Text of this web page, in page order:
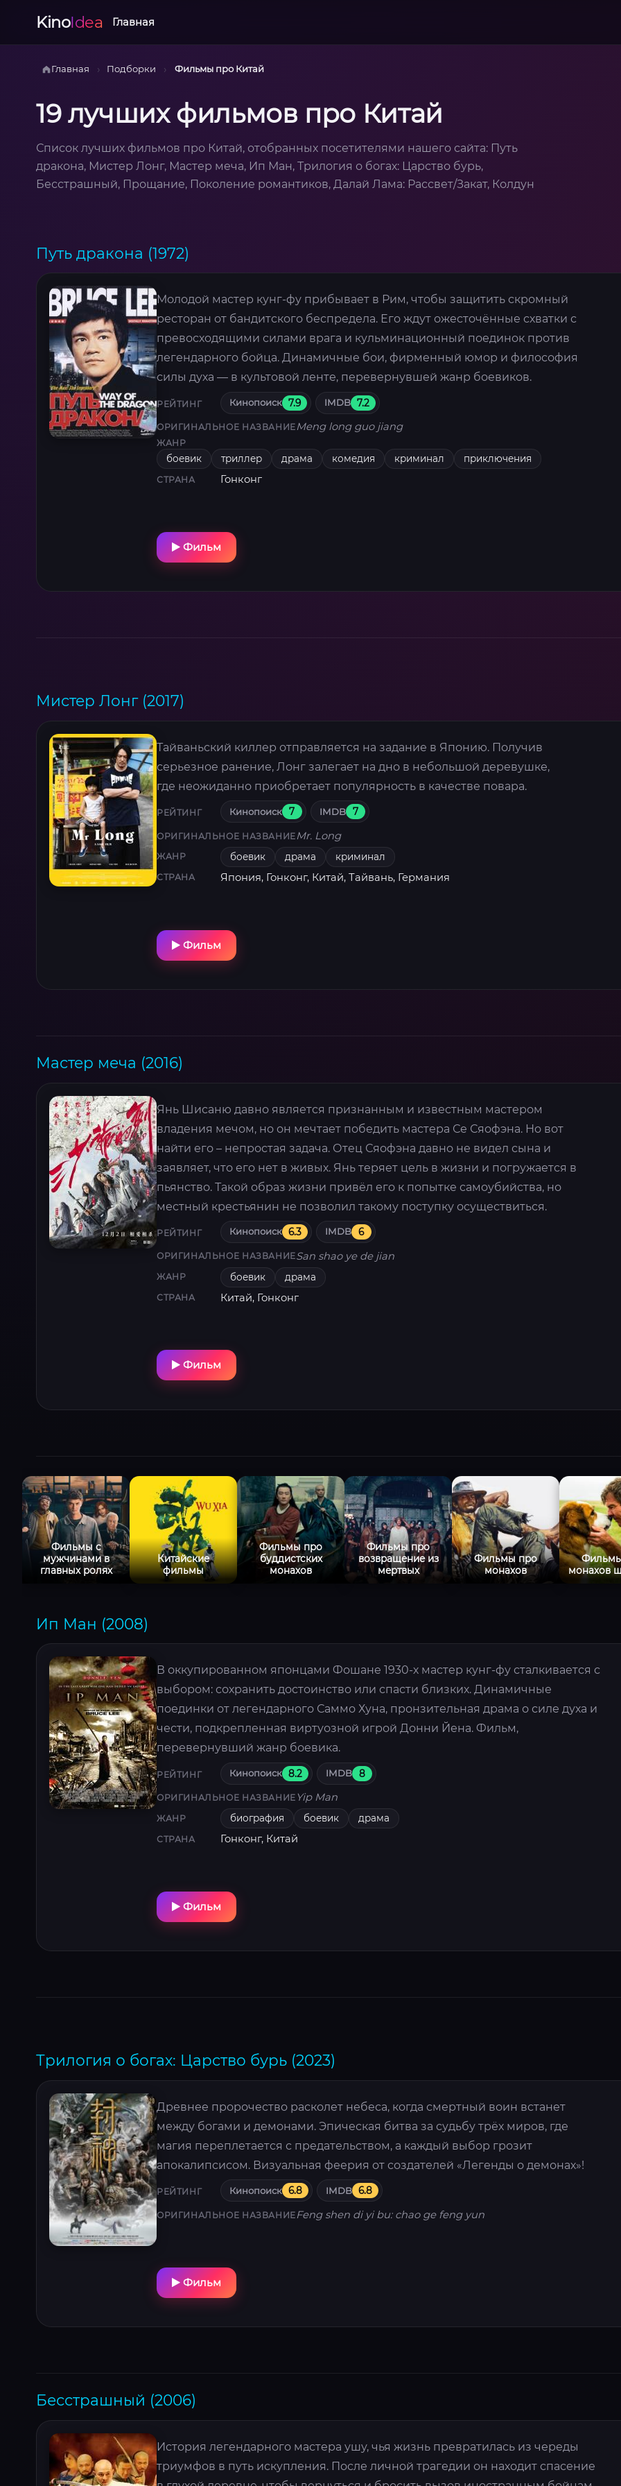
KinoIdea Главная
Главная › Подборки › Фильмы про Китай
19 лучших фильмов про Китай
Список лучших фильмов про Китай, отобранных посетителями нашего сайта: Путь
дракона, Мистер Лонг, Мастер меча, Ип Ман, Трилогия о богах: Царство бурь,
Бесстрашный, Прощание, Поколение романтиков, Далай Лама: Рассвет/Закат, Колдун
Путь дракона (1972)
Молодой мастер кунг-фу прибывает в Рим, чтобы защитить скромный
ресторан от бандитского беспредела. Его ждут ожесточённые схватки с
превосходящими силами врага и кульминационный поединок против
легендарного бойца. Динамичные бои, фирменный юмор и философия
силы духа — в культовой ленте, перевернувшей жанр боевиков.
РЕЙТИНГ Кинопоиск 7.9 IMDB 7.2
ОРИГИНАЛЬНОЕ НАЗВАНИЕMeng long guo jiang
ЖАНР
боевик триллер драма комедия криминал приключения
СТРАНА Гонконг
Фильм
Мистер Лонг (2017)
Тайваньский киллер отправляется на задание в Японию. Получив
серьезное ранение, Лонг залегает на дно в небольшой деревушке,
где неожиданно приобретает популярность в качестве повара.
РЕЙТИНГ Кинопоиск 7 IMDB 7
ОРИГИНАЛЬНОЕ НАЗВАНИЕMr. Long
ЖАНР боевик драма криминал
СТРАНА Япония, Гонконг, Китай, Тайвань, Германия
Фильм
Мастер меча (2016)
Янь Шисаню давно является признанным и известным мастером
владения мечом, но он мечтает победить мастера Се Сяофэна. Но вот
найти его – непростая задача. Отец Сяофэна давно не видел сына и
заявляет, что его нет в живых. Янь теряет цель в жизни и погружается в
пьянство. Такой образ жизни привёл его к попытке самоубийства, но
местный крестьянин не позволил такому поступку осуществиться.
РЕЙТИНГ Кинопоиск 6.3 IMDB 6
ОРИГИНАЛЬНОЕ НАЗВАНИЕSan shao ye de jian
ЖАНР боевик драма
СТРАНА Китай, Гонконг
Фильм
Фильмы с
мужчинами в
главных ролях
Китайские
фильмы
Фильмы про
буддистских
монахов
Фильмы про
возвращение из
мертвых
Фильмы про
монахов
монахов
Ип Ман (2008)
В оккупированном японцами Фошане 1930-х мастер кунг-фу сталкивается с
выбором: сохранить достоинство или спасти близких. Динамичные
поединки от легендарного Саммо Хуна, пронзительная драма о силе духа и
чести, подкрепленная виртуозной игрой Донни Йена. Фильм,
перевернувший жанр боевика.
РЕЙТИНГ Кинопоиск 8.2 IMDB 8
ОРИГИНАЛЬНОЕ НАЗВАНИЕ Yip Man
ЖАНР биография боевик драма
СТРАНА Гонконг, Китай
Фильм
Трилогия о богах: Царство бурь (2023)
Древнее пророчество расколет небеса, когда смертный воин встанет
между богами и демонами. Эпическая битва за судьбу трёх миров, где
магия переплетается с предательством, а каждый выбор грозит
апокалипсисом. Визуальная феерия от создателей «Легенды о демонах»!
РЕЙТИНГ Кинопоиск 6.8 IMDB 6.8
ОРИГИНАЛЬНОЕ НАЗВАНИЕFeng shen di yi bu: chao ge feng yun
Фильм
Бесстрашный (2006)
История легендарного мастера ушу, чья жизнь превратилась из череды
триумфов в путь искупления. После личной трагедии он находит спасение